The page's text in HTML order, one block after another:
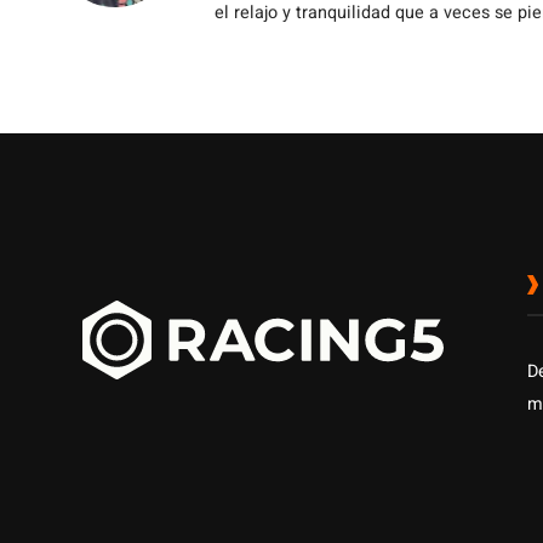
el relajo y tranquilidad que a veces se